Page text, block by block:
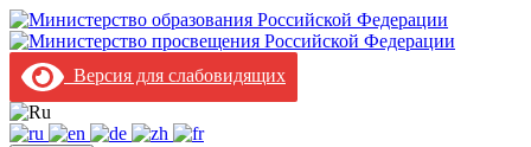
Версия для слабовидящих